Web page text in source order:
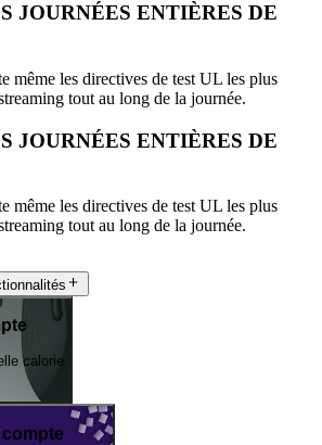
JOURNÉES ENTIÈRES DE
même les directives de test UL les plus
tout au long de la journée.
JOURNÉES ENTIÈRES DE
même les directives de test UL les plus
tout au long de la journée.
calorie